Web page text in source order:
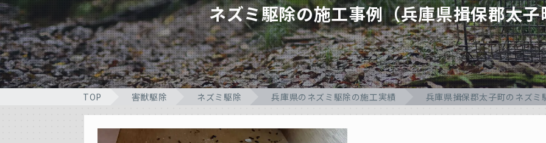
ネズミ駆除の施工事例（兵庫県揖保郡太
TOP 害獣駆除 ネズミ駆除 兵庫県のネズミ駆除の施工実績 兵庫県揖保郡太子町のネズミ